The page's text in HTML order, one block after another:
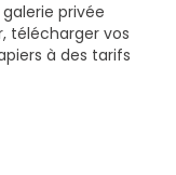
privée
télécharger vos
à des tarifs